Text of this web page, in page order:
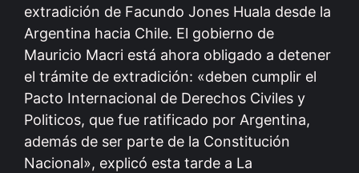
extradición de Facundo Jones Huala desde la
Argentina hacia Chile. El gobierno de
Mauricio Macri está ahora obligado a detener
el trámite de extradición: «deben cumplir el
Pacto Internacional de Derechos Civiles y
Politicos, que fue ratificado por Argentina,
además de ser parte de la Constitución
Nacional», explicó esta tarde a La